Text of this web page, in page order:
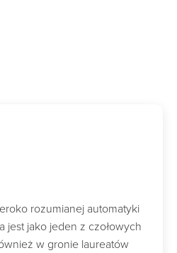
rozumianej automatyki
jest jako jeden z czołowych
w gronie laureatów